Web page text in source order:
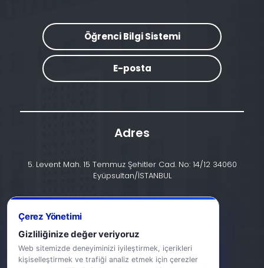
Öğrenci Bilgi Sistemi
E-posta
Adres
5. Levent Mah. 15 Temmuz Şehitler Cad. No: 14/12 34060
Eyüpsultan/İSTANBUL
info@halic.edu.tr
Çerez Yönetimi
Gizliliğinize değer veriyoruz
Web sitemizde deneyiminizi iyileştirmek, içerikleri
kişiselleştirmek ve trafiği analiz etmek için çerezler